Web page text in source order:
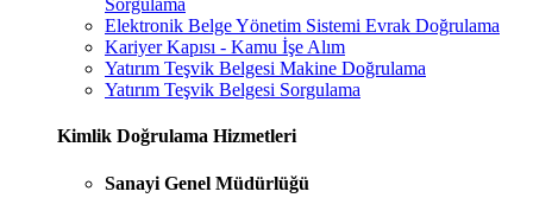
Sorgulama
Elektronik Belge Yönetim Sistemi Evrak Doğrulama
Kariyer Kapısı - Kamu İşe Alım
Yatırım Teşvik Belgesi Makine Doğrulama
Yatırım Teşvik Belgesi Sorgulama
Kimlik Doğrulama Hizmetleri
Sanayi Genel Müdürlüğü